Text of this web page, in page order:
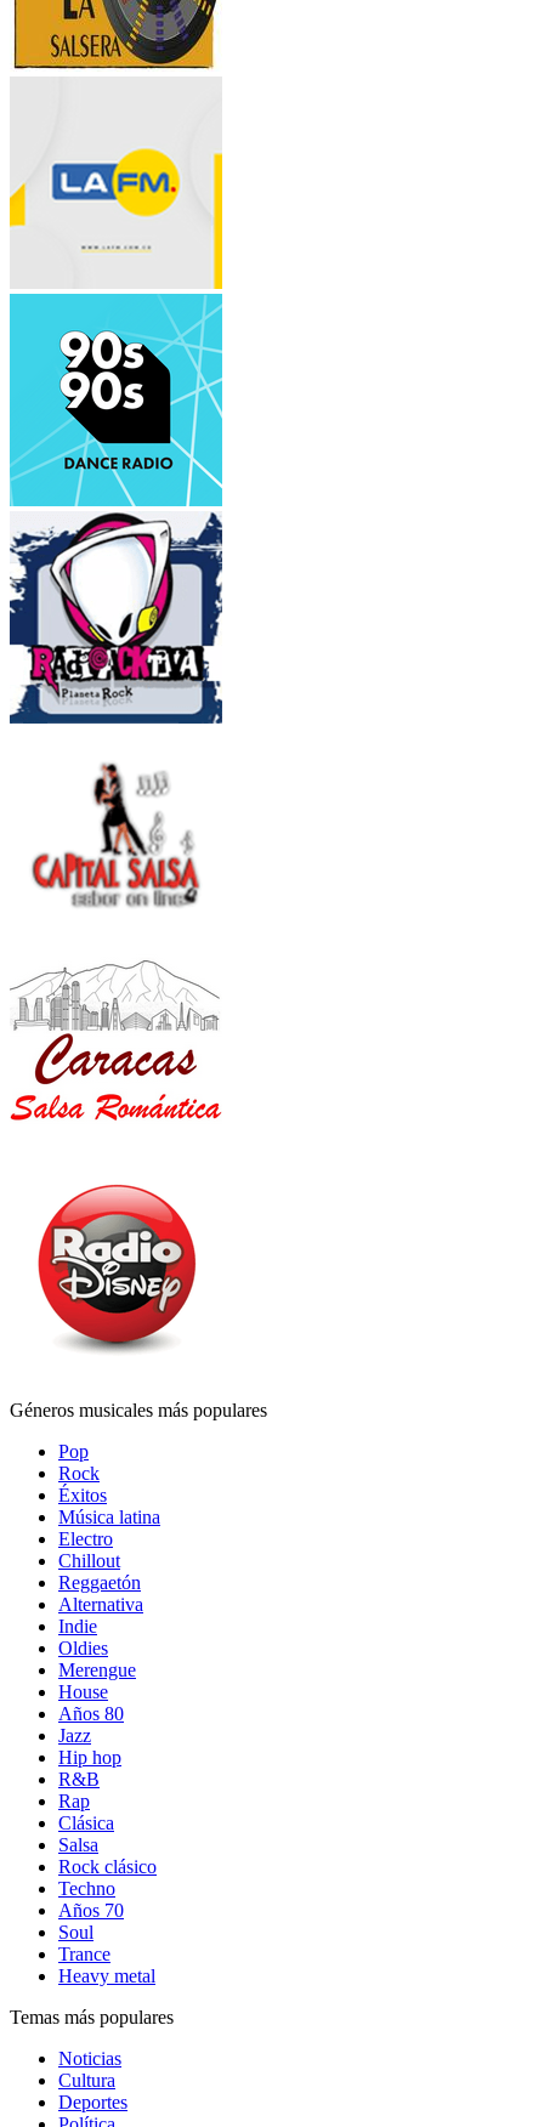
Géneros musicales más populares
Pop
Rock
Éxitos
Música latina
Electro
Chillout
Reggaetón
Alternativa
Indie
Oldies
Merengue
House
Años 80
Jazz
Hip hop
R&B
Rap
Clásica
Salsa
Rock clásico
Techno
Años 70
Soul
Trance
Heavy metal
Temas más populares
Noticias
Cultura
Deportes